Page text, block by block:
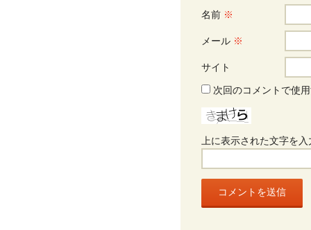
名前 ※
メール ※
サイト
次回のコメントで使
上に表示された文字を